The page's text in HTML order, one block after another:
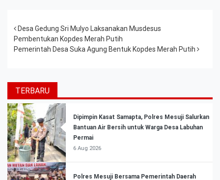
Post navigation
Desa Gedung Sri Mulyo Laksanakan Musdesus
Pembentukan Kopdes Merah Putih
Pemerintah Desa Suka Agung Bentuk Kopdes Merah Putih
TERBARU
Dipimpin Kasat Samapta, Polres Mesuji Salurkan
Bantuan Air Bersih untuk Warga Desa Labuhan
Permai
6 Aug 2026
Polres Mesuji Bersama Pemerintah Daerah